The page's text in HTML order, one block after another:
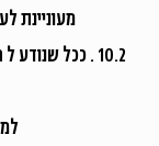
מעוניינת
10.2 . ככל